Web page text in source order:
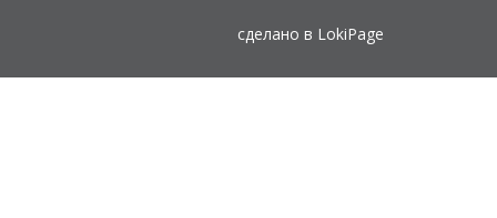
сделано в LokiPage